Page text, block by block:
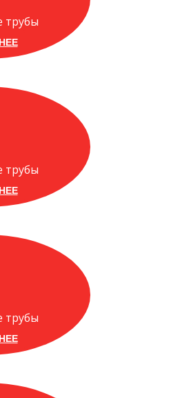
трубы
трубы
трубы